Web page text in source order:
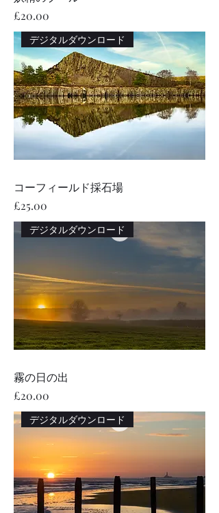
価格
£20.00
デジタルダウンロード
コーフィールド採石場
価格
£25.00
デジタルダウンロード
霧の日の出
価格
£20.00
デジタルダウンロード